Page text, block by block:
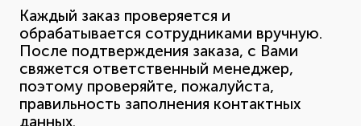
Каждый заказ проверяется и
обрабатывается сотрудниками вручную.
После подтверждения заказа, с Вами
свяжется ответственный менеджер,
поэтому проверяйте, пожалуйста,
правильность заполнения контактных
данных.